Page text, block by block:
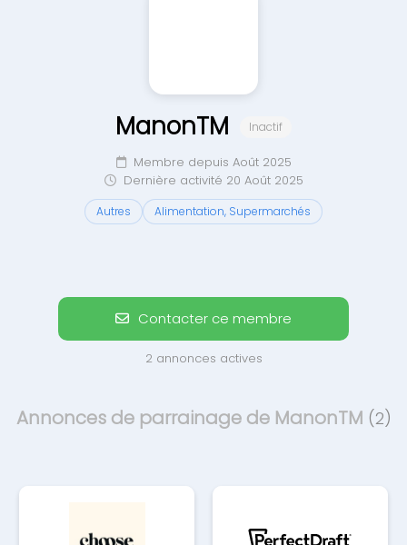
ManonTM Inactif
Membre depuis Août 2025
Dernière activité 20 Août 2025
Autres Alimentation, Supermarchés
Contacter ce membre
2 annonces actives
Annonces de parrainage de ManonTM (2)